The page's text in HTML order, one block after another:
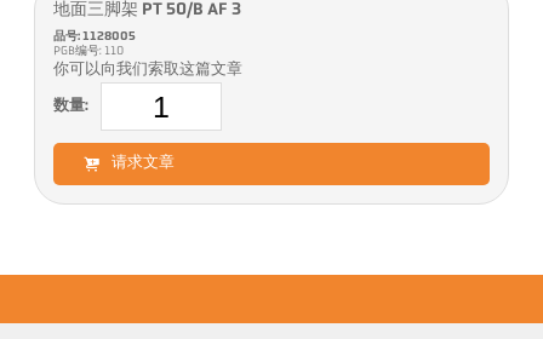
地面三脚架 PT 50/B AF 3
品号: 1128005
PGB编号: 110
你可以向我们索取这篇文章
数量:
请求文章